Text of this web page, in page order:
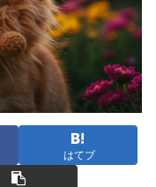
はてブ